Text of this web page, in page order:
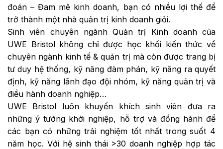
đoán – Đam mê kinh doanh, bạn có nhiều lợi thế để
trở thành một nhà quản trị kinh doanh giỏi.
Sinh viên chuyên ngành Quản trị Kinh doanh của
UWE Bristol không chỉ được học khối kiến thức về
chuyên ngành kinh tế & quản trị mà còn được trang bị
tư duy hệ thống, kỹ năng đàm phán, kỹ năng ra quyết
định, kỹ năng lãnh đạo đội nhóm, kỹ năng quản trị và
điều hành doanh nghiệp…
UWE Bristol luôn khuyến khích sinh viên đưa ra
những ý tưởng khởi nghiệp, hỗ trợ và đồng hành để
các bạn có những trải nghiệm tốt nhất trong suốt 4
năm học. Với hệ sinh thái >30 doanh nghiệp hợp tác